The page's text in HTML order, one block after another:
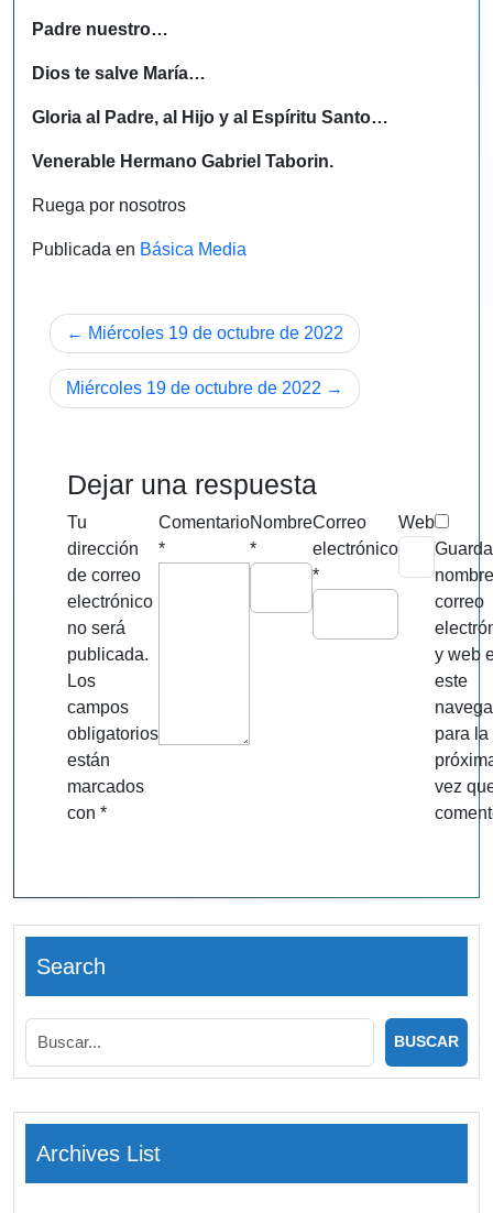
Padre nuestro…
Dios te salve María…
Gloria al Padre, al Hijo y al Espíritu Santo…
Venerable Hermano Gabriel Taborin.
Ruega por nosotros
Publicada en Básica Media
Navegación
de
entradas
Miércoles 19 de octubre de 2022
Miércoles 19 de octubre de 2022
Dejar una respuesta
Tu
dirección
de correo
electrónico
no será
publicada.
Los
campos
obligatorios
están
marcados
con *
Comentario
*
Nombre
*
Correo
electrónico
*
Web
correo
y web
este
para la
vez
Search
Archives List